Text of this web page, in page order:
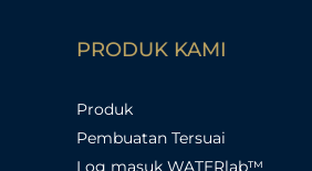
PRODUK KAMI
Produk
Pembuatan Tersuai
Log masuk WATERlab™